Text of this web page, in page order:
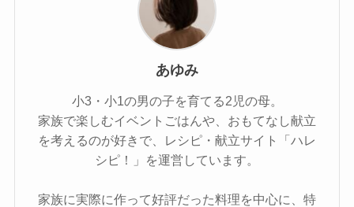
あゆみ
小3・小1の男の子を育てる2児の母。
家族で楽しむイベントごはんや、おもてなし献立
を考えるのが好きで、レシピ・献立サイト「ハレ
シピ！」を運営しています。
家族に実際に作って好評だった料理を中心に、特